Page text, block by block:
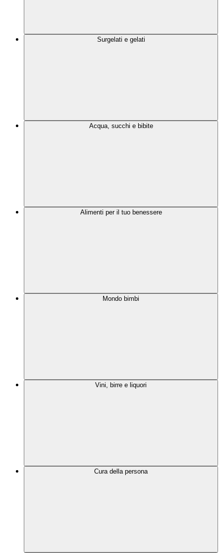
Surgelati e gelati
Acqua, succhi e bibite
Alimenti per il tuo benessere
Mondo bimbi
Vini, birre e liquori
Cura della persona